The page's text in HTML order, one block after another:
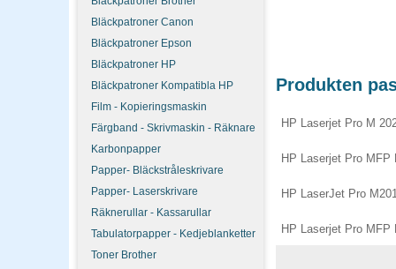
Bläckpatroner Canon
Bläckpatroner Epson
Bläckpatroner HP
Bläckpatroner Kompatibla HP
Film - Kopieringsmaskin
Färgband - Skrivmaskin - Räknare
Karbonpapper
Papper- Bläckstråleskrivare
Papper- Laserskrivare
Räknerullar - Kassarullar
Tabulatorpapper - Kedjeblanketter
Toner Brother
Produkten
HP Laserjet Pro M
HP Laserjet Pro MFP
HP LaserJet Pro
HP Laserjet Pro MFP